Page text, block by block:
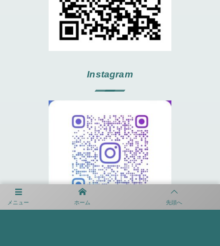
メニュー ホーム 先頭へ
Instagram